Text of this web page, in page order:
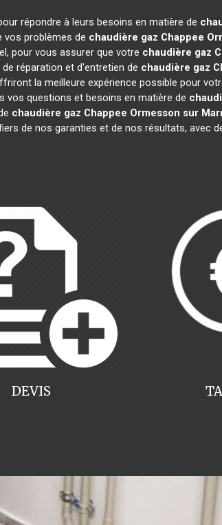
répondre à leurs besoins en matière de
vos problèmes de chaudière gaz Chappee
pour vous assurer que votre chaudière gaz
réparation et d'entretien de chaudière gaz
la meilleure expérience possible pour
vos questions et besoins en matière de
chaudière gaz Chappee Ormesson sur
de nos garanties et de nos résultats, avec
DEVIS